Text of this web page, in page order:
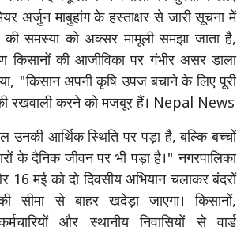
अर्जुन माबुहांग के हस्ताक्षर से जारी सूचना में
की समस्या को अक्सर मामूली समझा जाता है,
किसानों की आजीविका पर गंभीर असर डाला
"किसान अपनी कृषि उपज बचाने के लिए पूरी
रखवाली करने को मजबूर हैं। Nepal News
आर्थिक स्थिति पर पड़ा है, बल्कि बच्चों
के दैनिक जीवन पर भी पड़ा है।" नगरपालिका
16 मई को दो दिवसीय अभियान चलाकर बंदरों
सीमा से बाहर खदेड़ा जाएगा। किसानों,
और स्थानीय निवासियों से वार्ड